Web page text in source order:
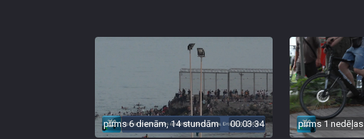
pirms 6 dienām, 14 stundām 00:03:34 pirms 1 nedēļas